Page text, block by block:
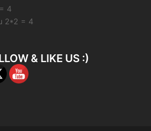
4
2*2 = 4
& LIKE US :)